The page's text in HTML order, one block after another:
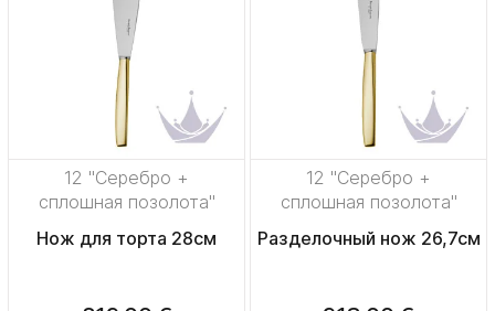
12 "Серебро +
сплошная позолота"
Нож для торта 28см
12 "Серебро +
сплошная позолота"
Разделочный нож 26,7см